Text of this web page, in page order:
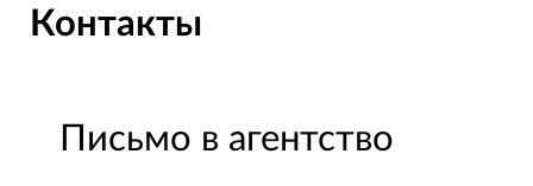
Контакты
Письмо в агентство